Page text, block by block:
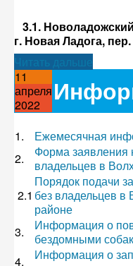
3.1.
г. Новая Ладога,
Читать дальше
11
апреля
2022
1.
Ежемесячная
2.
Форма заявления
владельцев в
2.1
Порядок подачи
без владельцев
районе
3.
Информация о
бездомными
4.
Информация о